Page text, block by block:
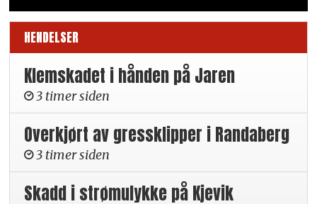
HENDELSER
Klemskadet i hånden på Jaren
3 timer siden
Overkjørt av gressklipper i Randaberg
3 timer siden
Skadd i strømulykke på Kjevik